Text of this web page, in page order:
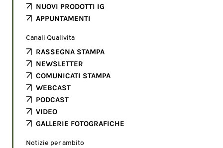
NUOVI PRODOTTI IG
APPUNTAMENTI
Canali Qualivita
RASSEGNA STAMPA
NEWSLETTER
COMUNICATI STAMPA
WEBCAST
PODCAST
VIDEO
GALLERIE FOTOGRAFICHE
Notizie per ambito